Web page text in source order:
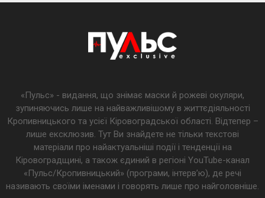
«Пульс» - видання, що знімає маски й рожеві окуляри,
зупиняючись лише на найважливішому в життєдіяльності
Кропивницького та усієї Кіровоградської області. Відтепер –
лише ексклюзив. Тут Ви знайдете не тільки текстові
матеріали про найактуальніші події і тенденції на
Кіровоградщині, а також єдиний в регіоні YouTube-канал
«Пульс/Кропивницький» (програми, інтерв’ю), де речі
називають своїми іменами і говорять лише про найголовніше.